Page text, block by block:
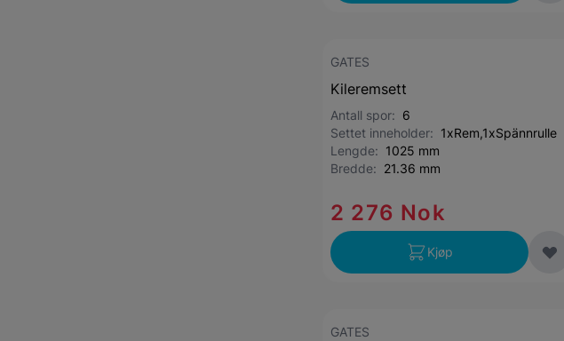
GATES
Kileremsett
Antall spor: 6
Settet inneholder: 1xRem,1xSpännrulle
Lengde: 1025 mm
Bredde: 21.36 mm
2 276 Nok
Kjøp
GATES